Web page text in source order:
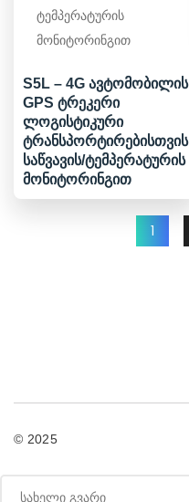
S5L – 4G ავტომობილის
GPS ტრეკერი
ლოგისტიკური
ტრანსპორტირებისთვის
საწვავის/ტემპერატურის
მონიტორინგით
1
© 2025